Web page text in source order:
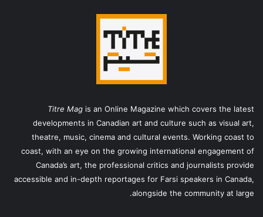
Titre Mag is an Online Magazine which covers the latest
developments in Canadian art and culture such as visual art,
theatre, music, cinema and cultural events. Working coast to
coast, with an eye on the growing international engagement of
Canada’s art, the professional critics and journalists provide
accessible and in-depth reportages for Farsi speakers in Canada,
alongside the community at large.